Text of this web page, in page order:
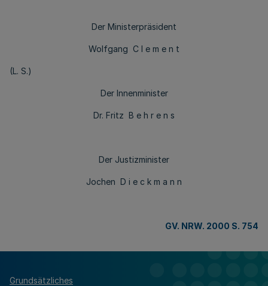
Der Ministerpräsident
Wolfgang C l e m e n t
(L. S.)
Der Innenminister
Dr. Fritz B e h r e n s
Der Justizminister
Jochen D i e c k m a n n
GV. NRW. 2000 S. 754
Grundsätzliches